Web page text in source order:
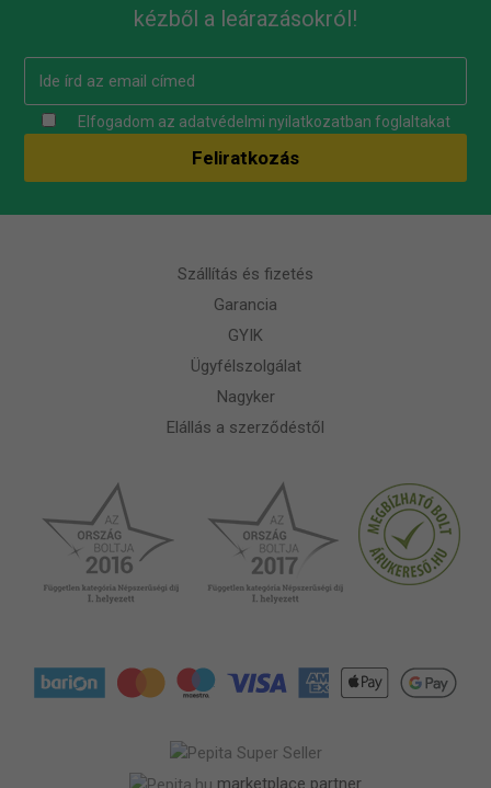
kézből a leárazásokról!
Elfogadom az adatvédelmi nyilatkozatban foglaltakat
Szállítás és fizetés
Garancia
GYIK
Ügyfélszolgálat
Nagyker
Elállás a szerződéstől
marketplace partner